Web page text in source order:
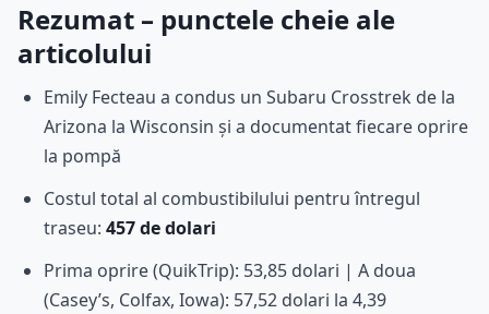
Rezumat – punctele cheie ale
articolului
Emily Fecteau a condus un Subaru Crosstrek de la
Arizona la Wisconsin și a documentat fiecare oprire
la pompă
Costul total al combustibilului pentru întregul
traseu: 457 de dolari
Prima oprire (QuikTrip): 53,85 dolari | A doua
(Casey’s, Colfax, Iowa): 57,52 dolari la 4,39